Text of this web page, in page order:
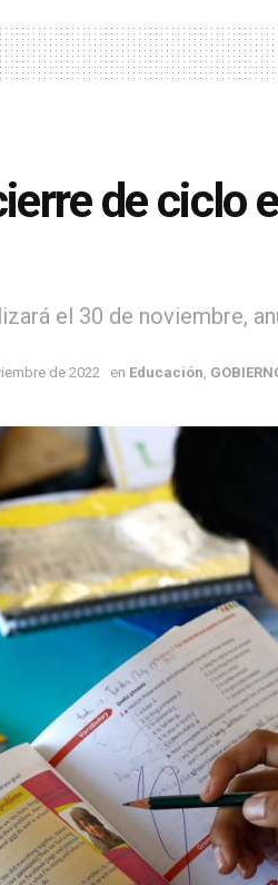
de ciclo
el 30 de noviembre,
de 2022 en Educación